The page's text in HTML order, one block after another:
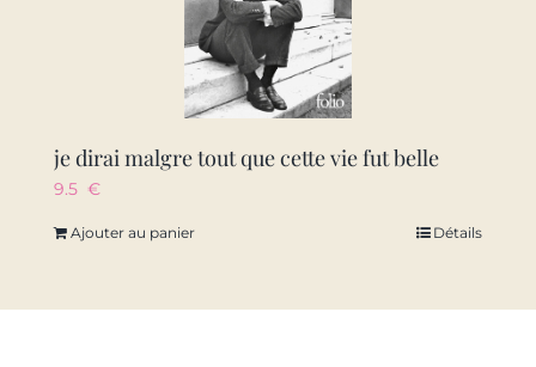
je dirai malgre tout que cette vie fut belle
9.5 €
Ajouter au panier Détails